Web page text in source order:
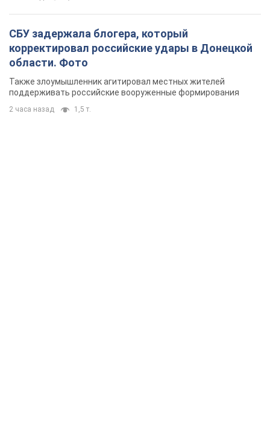
СБУ задержала блогера, который
корректировал российские удары в Донецкой
области. Фото
Также злоумышленник агитировал местных жителей
поддерживать российские вооруженные формирования
2 часа назад 1,5 т.